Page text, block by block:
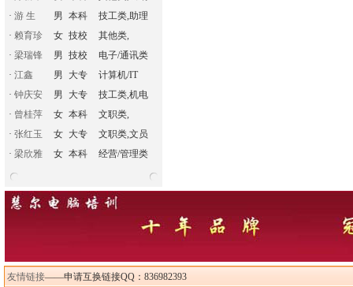
· 游 生 男 本科
技工类,助理
· 赖育珍 女 技校
其他类,
· 梁瑞锋 男 技校
电子/通讯类
· 江鑫 男 大专
计算机/IT
· 钟庆安 男 大专
技工类,机电
· 曾桂萍 女 本科
文职类,
· 张红玉 女 大专
文职类,文员
· 梁欣雅 女 本科 经营/管理类
友情链接——申请互换链接QQ：836982393